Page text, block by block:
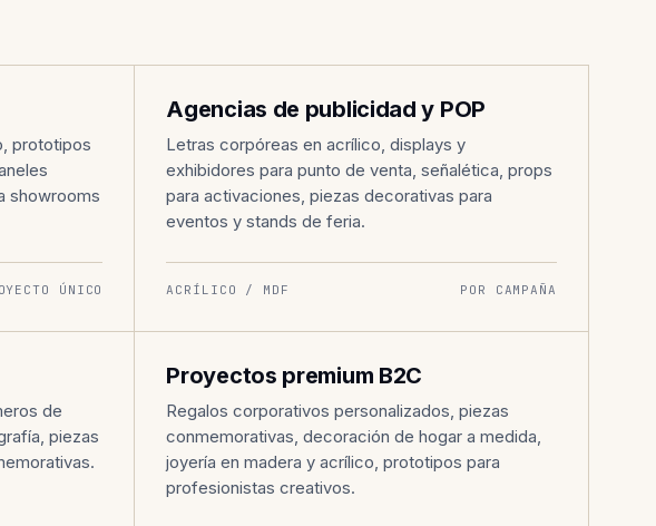
prototipos
showrooms
ÚNICO
Agencias de publicidad y POP
Letras corpóreas en acrílico, displays y
exhibidores para punto de venta, señalética, props
para activaciones, piezas decorativas para
eventos y stands de feria.
ACRÍLICO / MDF POR CAMPAÑA
de
piezas
PROYECTOS ESPECIALES
Proyectos premium B2C
Regalos corporativos personalizados, piezas
conmemorativas, decoración de hogar a medida,
joyería en madera y acrílico, prototipos para
profesionistas creativos.